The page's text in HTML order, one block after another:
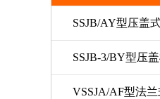
SSJB/AY型压盖
SSJB-3/BY型压
VSSJA/AF型法